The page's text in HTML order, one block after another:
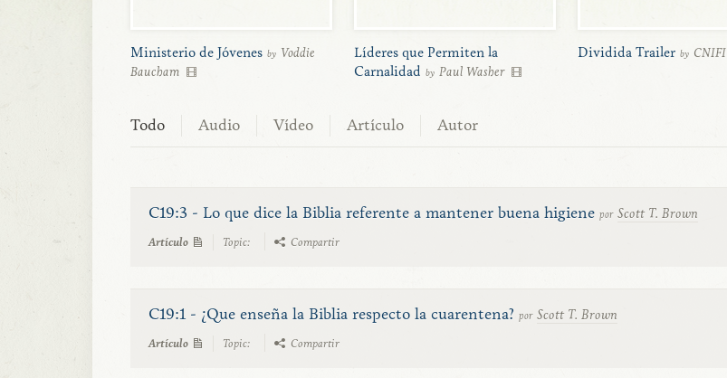
Ministerio de Jóvenes by Voddie
Baucham
Líderes que Permiten la
Carnalidad by Paul Washer
Dividida Trailer by CNIFI
Todo Audio Vídeo Artículo Autor
C19:3 - Lo que dice la Biblia referente a mantener buena higiene por Scott T. Brown
Artículo Topic: Compartir
C19:1 - ¿Que enseña la Biblia respecto la cuarentena? por Scott T. Brown
Artículo Topic: Compartir